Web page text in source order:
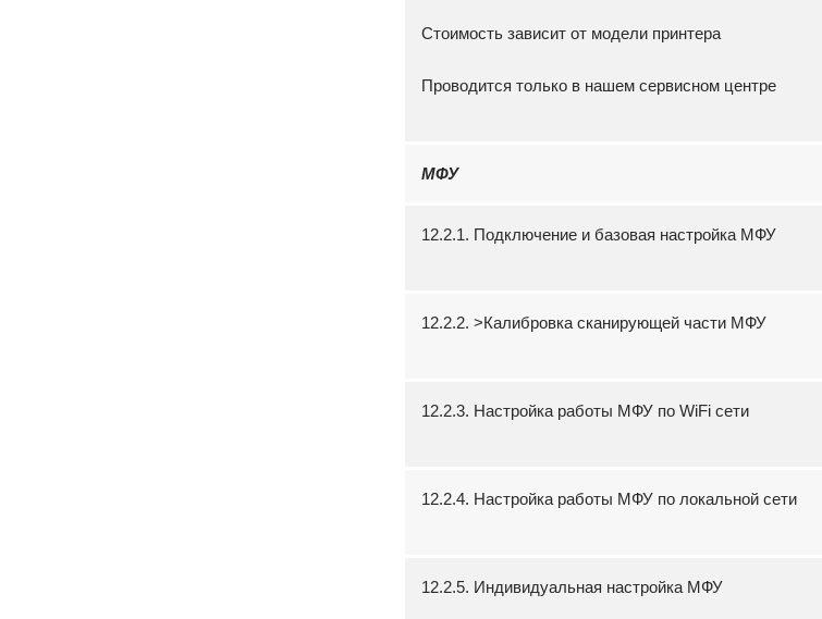
Стоимость зависит от модели принтера
Проводится только в нашем сервисном центре
МФУ
12.2.1. Подключение и базовая настройка МФУ
12.2.2. >Калибровка сканирующей части МФУ
12.2.3. Настройка работы МФУ по WiFi сети
12.2.4. Настройка работы МФУ по локальной сети
12.2.5. Индивидуальная настройка МФУ